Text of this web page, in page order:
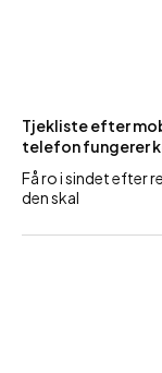
Tjekliste efter
telefon fungerer
Få ro i sindet efter
den skal